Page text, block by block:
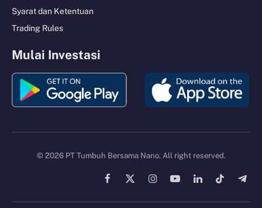
Syarat dan Ketentuan
Trading Rules
Mulai Investasi
© 2026 PT Tumbuh Bersama Nano. All right reserved.
Facebook
X
InstagramYouTubeLinkedInTikTok